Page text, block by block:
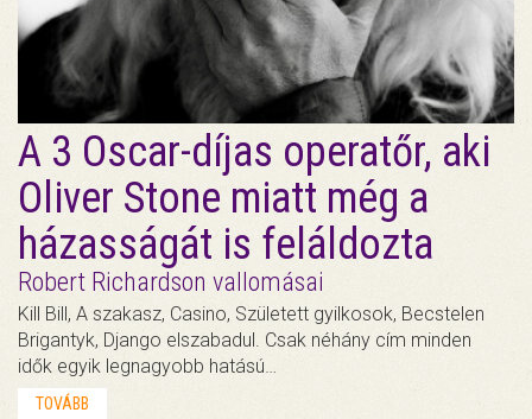
A 3 Oscar-díjas operatőr, aki
Oliver Stone miatt még a
házasságát is feláldozta
Robert Richardson vallomásai
Kill Bill, A szakasz, Casino, Született gyilkosok, Becstelen
Brigantyk, Django elszabadul. Csak néhány cím minden
idők egyik legnagyobb hatású…
TOVÁBB